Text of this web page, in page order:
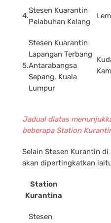
4.
Stesen Kuarantin
Pelabuhan Kelang
5.
Stesen Kuarantin
Lapangan Terbang
Antarabangsa
Sepang, Kuala
Lumpur
Jadual diatas
beberapa Station
Selain Stesen Kurantin
akan dipertingkatkan
Station
Kurantina
Stesen